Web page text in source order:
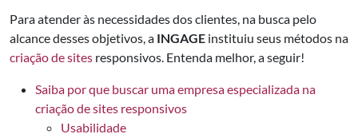
Para atender às necessidades dos clientes, na busca pelo
alcance desses objetivos, a INGAGE instituiu seus métodos na
criação de sites responsivos. Entenda melhor, a seguir!
Saiba por que buscar uma empresa especializada na
criação de sites responsivos
Usabilidade